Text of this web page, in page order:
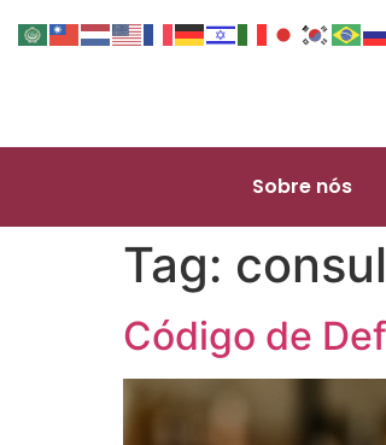
Sobre nós
Tag:
Código de